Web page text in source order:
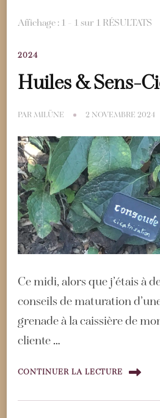
Affichage : 1 - 1 sur 1 RÉSULTATS
2024
Huiles & Sens-
PAR MILÜNE 2 NOVEMBRE 2024
Ce midi, alors que j’étais à
conseils de maturation
grenade à la caissière de
cliente …
CONTINUER LA LECTURE